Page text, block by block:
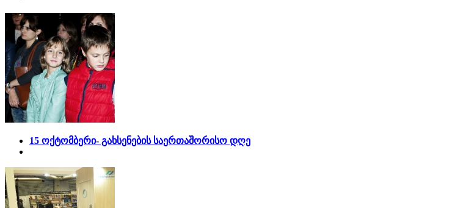
15 ოქტომბერი- გახსენების საერთაშორისო დღე